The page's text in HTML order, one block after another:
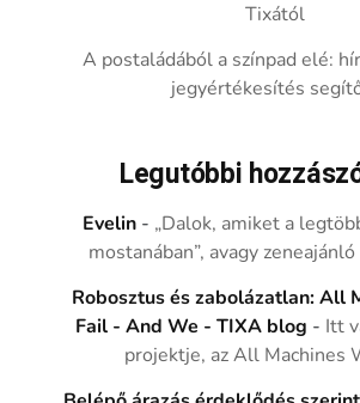
Tixától
A postaládából a színpad elé:
jegyértékesítés
Legutóbbi
Evelin - „Dalok, amiket a
mostanában”, avagy
Robosztus és zabolázatlan: All
Fail - And We - TIXA blog - Itt
projektje, az All Machines